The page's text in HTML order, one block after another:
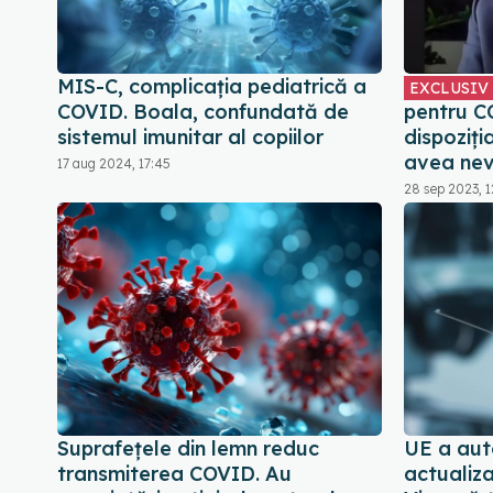
MIS-C, complicația pediatrică a
COVID. Boala, confundată de
sistemul imunitar al copiilor
17 aug 2024, 17:45
EXCLUSIV
pentru
avea
28 sep 2023,
Suprafețele din lemn reduc
transmiterea COVID. Au
UE a